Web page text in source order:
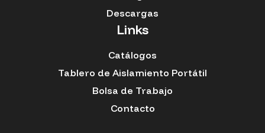
Descargas
Links
Catálogos
Tablero de Aislamiento Portátil
Bolsa de Trabajo
Contacto